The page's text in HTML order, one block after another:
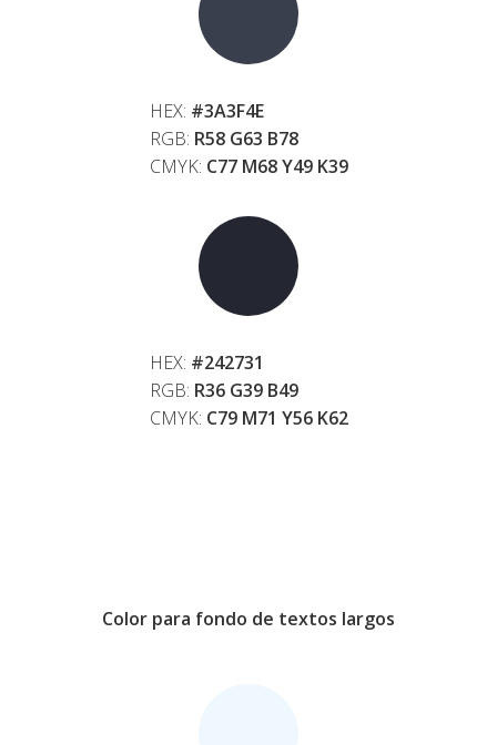
HEX: #3A3F4E
RGB: R58 G63 B78
CMYK: C77 M68 Y49 K39
HEX: #242731
RGB: R36 G39 B49
CMYK: C79 M71 Y56 K62
Color para fondo de textos largos